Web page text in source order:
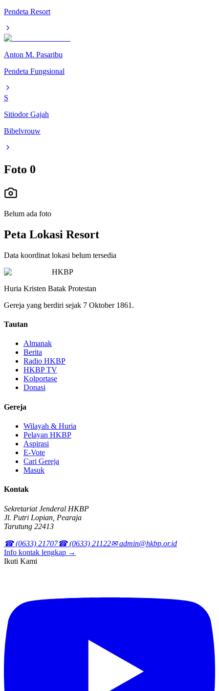
Pendeta Resort
Anton M. Pasaribu
Pendeta Fungsional
S
Sitiodor Gajah
Bibelvrouw
Foto 0
Belum ada foto
Peta Lokasi Resort
Data koordinat lokasi belum tersedia
HKBP
Huria Kristen Batak Protestan
Gereja yang berdiri sejak 7 Oktober 1861.
Tautan
Almanak
Berita
Radio HKBP
HKBP TV
Kolportase
Donasi
Gereja
Wilayah & Huria
Pelayan HKBP
Aspirasi
E-Vote
Cari Gereja
Masuk
Kontak
Sekretariat Jenderal HKBP
Jl. Putri Lopian, Pearaja
Tarutung 22413
☎ (0633) 21707☎ (0633) 21122✉ admin@hkbp.or.id
Info kontak lengkap →
Ikuti Kami